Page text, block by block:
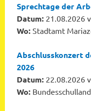
Sprechtage der
Datum: 21.08.2026
Wo: Stadtamt
Abschlusskonzert
2026
Datum: 22.08.2026
Wo: